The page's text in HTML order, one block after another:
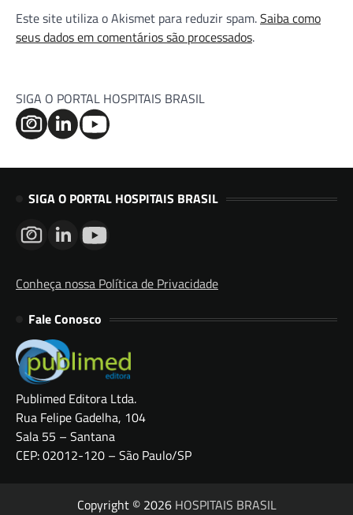
Este site utiliza o Akismet para reduzir spam.Saiba como
seus dados em comentários são processados.
SIGA O PORTAL HOSPITAIS BRASIL
SIGA O PORTAL HOSPITAIS BRASIL
Conheça nossa Política de Privacidade
Fale Conosco
Publimed Editora Ltda.
Rua Felipe Gadelha, 104
Sala 55 – Santana
CEP: 02012-120 – São Paulo/SP
Copyright © 2026 HOSPITAIS BRASIL